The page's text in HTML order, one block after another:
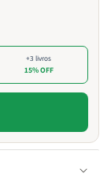
+3 livros
15% OFF